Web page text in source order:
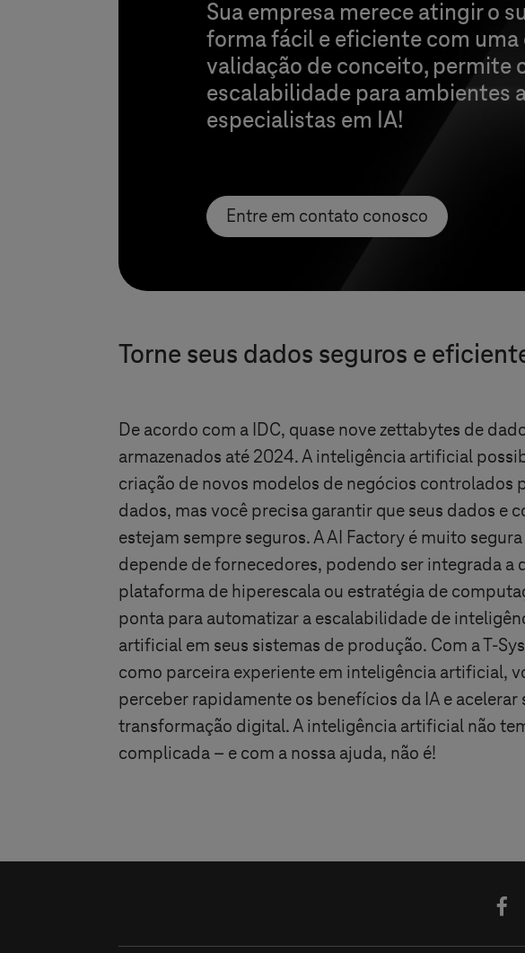
Sua empresa merece atingir o
forma fácil e eficiente com
validação de conceito, permite
escalabilidade para ambientes
especialistas em IA!
Entre em contato conosco
Torne seus dados seguros e
De acordo com a IDC, quase nove zettabytes de
armazenados até 2024. A inteligência artificial
criação de novos modelos de negócios controlados
dados, mas você precisa garantir que seus dados e
estejam sempre seguros. A AI Factory é muito segura
depende de fornecedores, podendo ser integrada a
plataforma de hiperescala ou estratégia de
ponta para automatizar a escalabilidade de
artificial em seus sistemas de produção. Com aT-
como parceira experiente em inteligência artificial,
perceber rapidamente os benefícios da IA e acelerar
transformação digital. A inteligência artificial não
complicada – e com a nossa ajuda, não é!